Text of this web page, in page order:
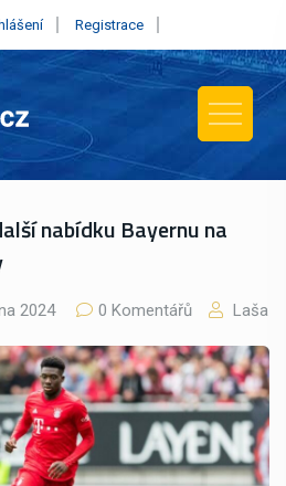
Registrace
nabídku Bayernu na
2024 0 Komentářů Laša